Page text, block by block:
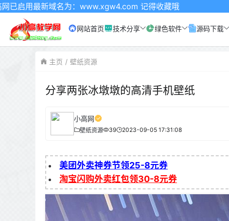
名为：www.xgw4.com 记得收藏哦
网站首页 技术分享 绿色软件 源码下载
主页 壁纸资源
分享两张冰墩墩的高清手机壁纸
小高网
壁纸资源 39 2023-09-05 17:31:08
美团外卖神券节领25-8元券
淘宝闪购外卖红包领30-8元券